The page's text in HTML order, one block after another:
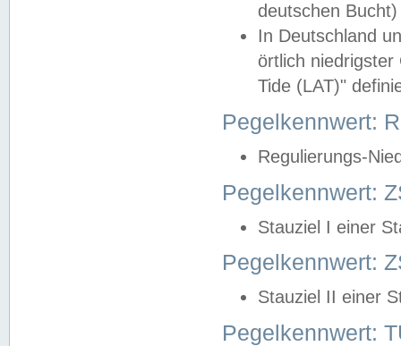
deutschen
In Deutschland
örtlich
Tide (LAT)"
Pegelkennwert:
Regulierungs-
Pegelkennwert:
Stauziel I einer
Pegelkennwert:
Stauziel II einer
Pegelkennwert: